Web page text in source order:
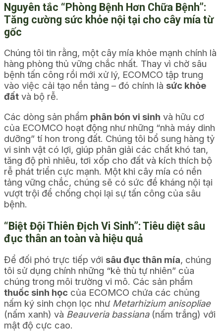
Nguyên tắc “Phòng Bệnh Hơn Chữa Bệnh”:
Tăng cường sức khỏe nội tại cho cây mía từ
gốc
Chúng tôi tin rằng, một cây mía khỏe mạnh chính là
hàng phòng thủ vững chắc nhất. Thay vì chờ sâu
bệnh tấn công rồi mới xử lý, ECOMCO tập trung
vào việc cải tạo nền tảng – đó chính là sức khỏe
đất và bộ rễ.
Các dòng sản phẩm phân bón vi sinh và hữu cơ
của ECOMCO hoạt động như những “nhà máy dinh
dưỡng” tí hon trong đất. Chúng tôi bổ sung hàng tỷ
vi sinh vật có lợi, giúp phân giải các chất khó tan,
tăng độ phì nhiêu, tơi xốp cho đất và kích thích bộ
rễ phát triển cực mạnh. Một khi cây mía có nền
tảng vững chắc, chúng sẽ có sức đề kháng nội tại
vượt trội để chống chọi lại sự tấn công của sâu
bệnh.
“Biệt Đội Thiên Địch Vi Sinh”: Tiêu diệt sâu
đục thân an toàn và hiệu quả
Để đối phó trực tiếp với sâu đục thân mía, chúng
tôi sử dụng chính những “kẻ thù tự nhiên” của
chúng trong môi trường vi mô. Các sản phẩm
thuốc sinh học của ECOMCO chứa các chủng
nấm ký sinh chọn lọc như Metarhizium anisopliae
(nấm xanh) và Beauveria bassiana(nấm trắng) với
mật độ cực cao.